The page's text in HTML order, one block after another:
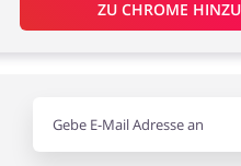
ZU CHROME